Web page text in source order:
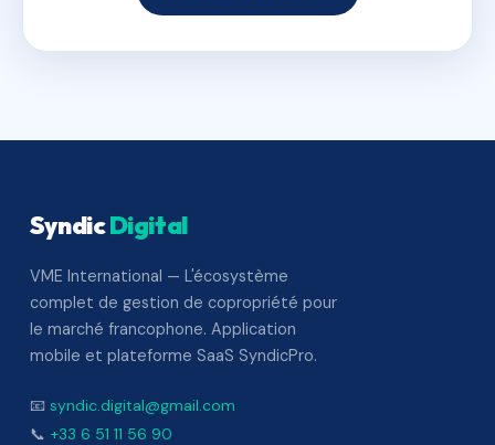
SyndicDigital
VME International — L'écosystème
complet de gestion de copropriété pour
le marché francophone. Application
mobile et plateforme SaaS SyndicPro.
📧 syndic.digital@gmail.com
📞 +33 6 51 11 56 90